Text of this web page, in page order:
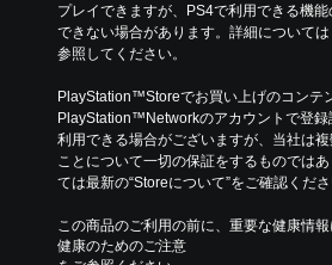
プレイできますが、PS4で利用できる機
できない場合があります。詳細について
参照してください。
PlayStation™Storeでお買い上げのコンテ
PlayStation™Networkのアカウントで登録
利用できる場合がございますが、当社は
ことについて一切の保証をするものでは
ては最新の“Storeについて”をご確認くださ
この商品のご利用の前に、重要な健康情
健康のためのご注意